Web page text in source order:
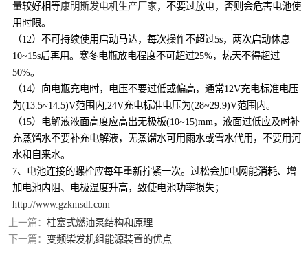
量较好相等康明斯发电机生产厂家，不要过放电，否则会危害电池使
用时限。
（12）不可持续使用启动马达，每次操作不超过5s，两次启动休息
10~15s后再用。寒冬电瓶放电程度不可超过25%，热天不得超过
50%。
（14）向电瓶充电时，电压不要过低或偏高，通常12V充电标准电压
为(13.5~14.5)V范围内;24V充电标准电压为(28~29.9)V范围内。
（15）电解液液面高度应高出无极板(10~15)mm，液面过低应及时补
充蒸馏水不要补充电解液，无蒸馏水可用雨水或雪水代用，不要用河
水和自来水。
7、电池连接的螺栓应每年重新拧紧一次。过松会加电网能消耗、增
加电池内阻、电极温度升高，致使电池功率损失；
http://www.gzkmsdl.com
上一篇： 柱塞式燃油泵结构和原理
下一篇： 变频柴发机组能源装置的优点